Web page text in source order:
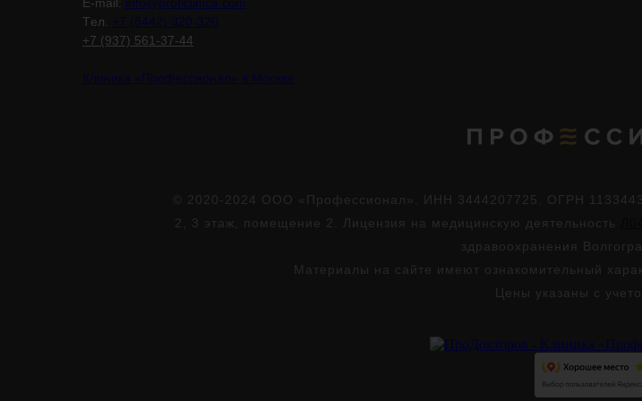
Tел. +7 (8442) 320-320
+7 (937) 561-37-44
Клиника «Профессионал» в Москве
© 2020-2024 ООО «Профессионал». ИНН 3444207725. ОГРН
2, 3 этаж, помещение 2. Лицензия на медицинскую деятельность
здравоохранения
Материалы на сайте имеют ознакомительный
Цены указаны с